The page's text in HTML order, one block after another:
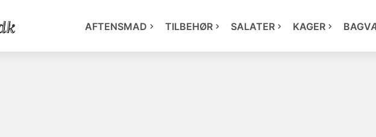
AFTENSMAD TILBEHØR SALATER KAGER